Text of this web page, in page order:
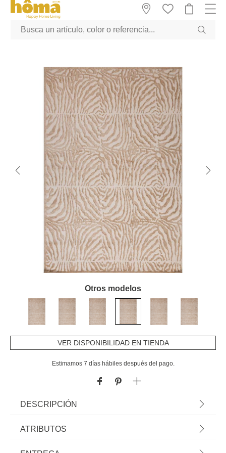
GTM-M23T38WX true
Otros modelos
VER DISPONIBILIDAD EN TIENDA
Estimamos 7 días hábiles después del pago.
DESCRIPCIÓN
Alfombra Zaha Beige Cebra 120x160cm | ¡En homa.es encontrarás
alfombras redondas, etc. Tus pies te lo agradecerán y el espacio ganará
ATRIBUTOS
Material poliéster